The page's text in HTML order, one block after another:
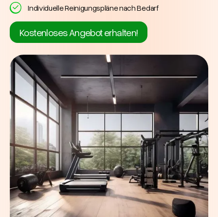
Individuelle Reinigungspläne nach Bedarf
Kostenloses Angebot erhalten!